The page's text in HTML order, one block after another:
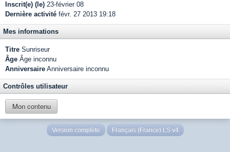
Inscrit(e) (le) 23-février 08
Dernière activité févr. 27 2013 19:18
Mes informations
Titre Sunriseur
Âge Âge inconnu
Anniversaire Anniversaire inconnu
Contrôles utilisateur
Mon contenu
Version complète Français (France) LS v4